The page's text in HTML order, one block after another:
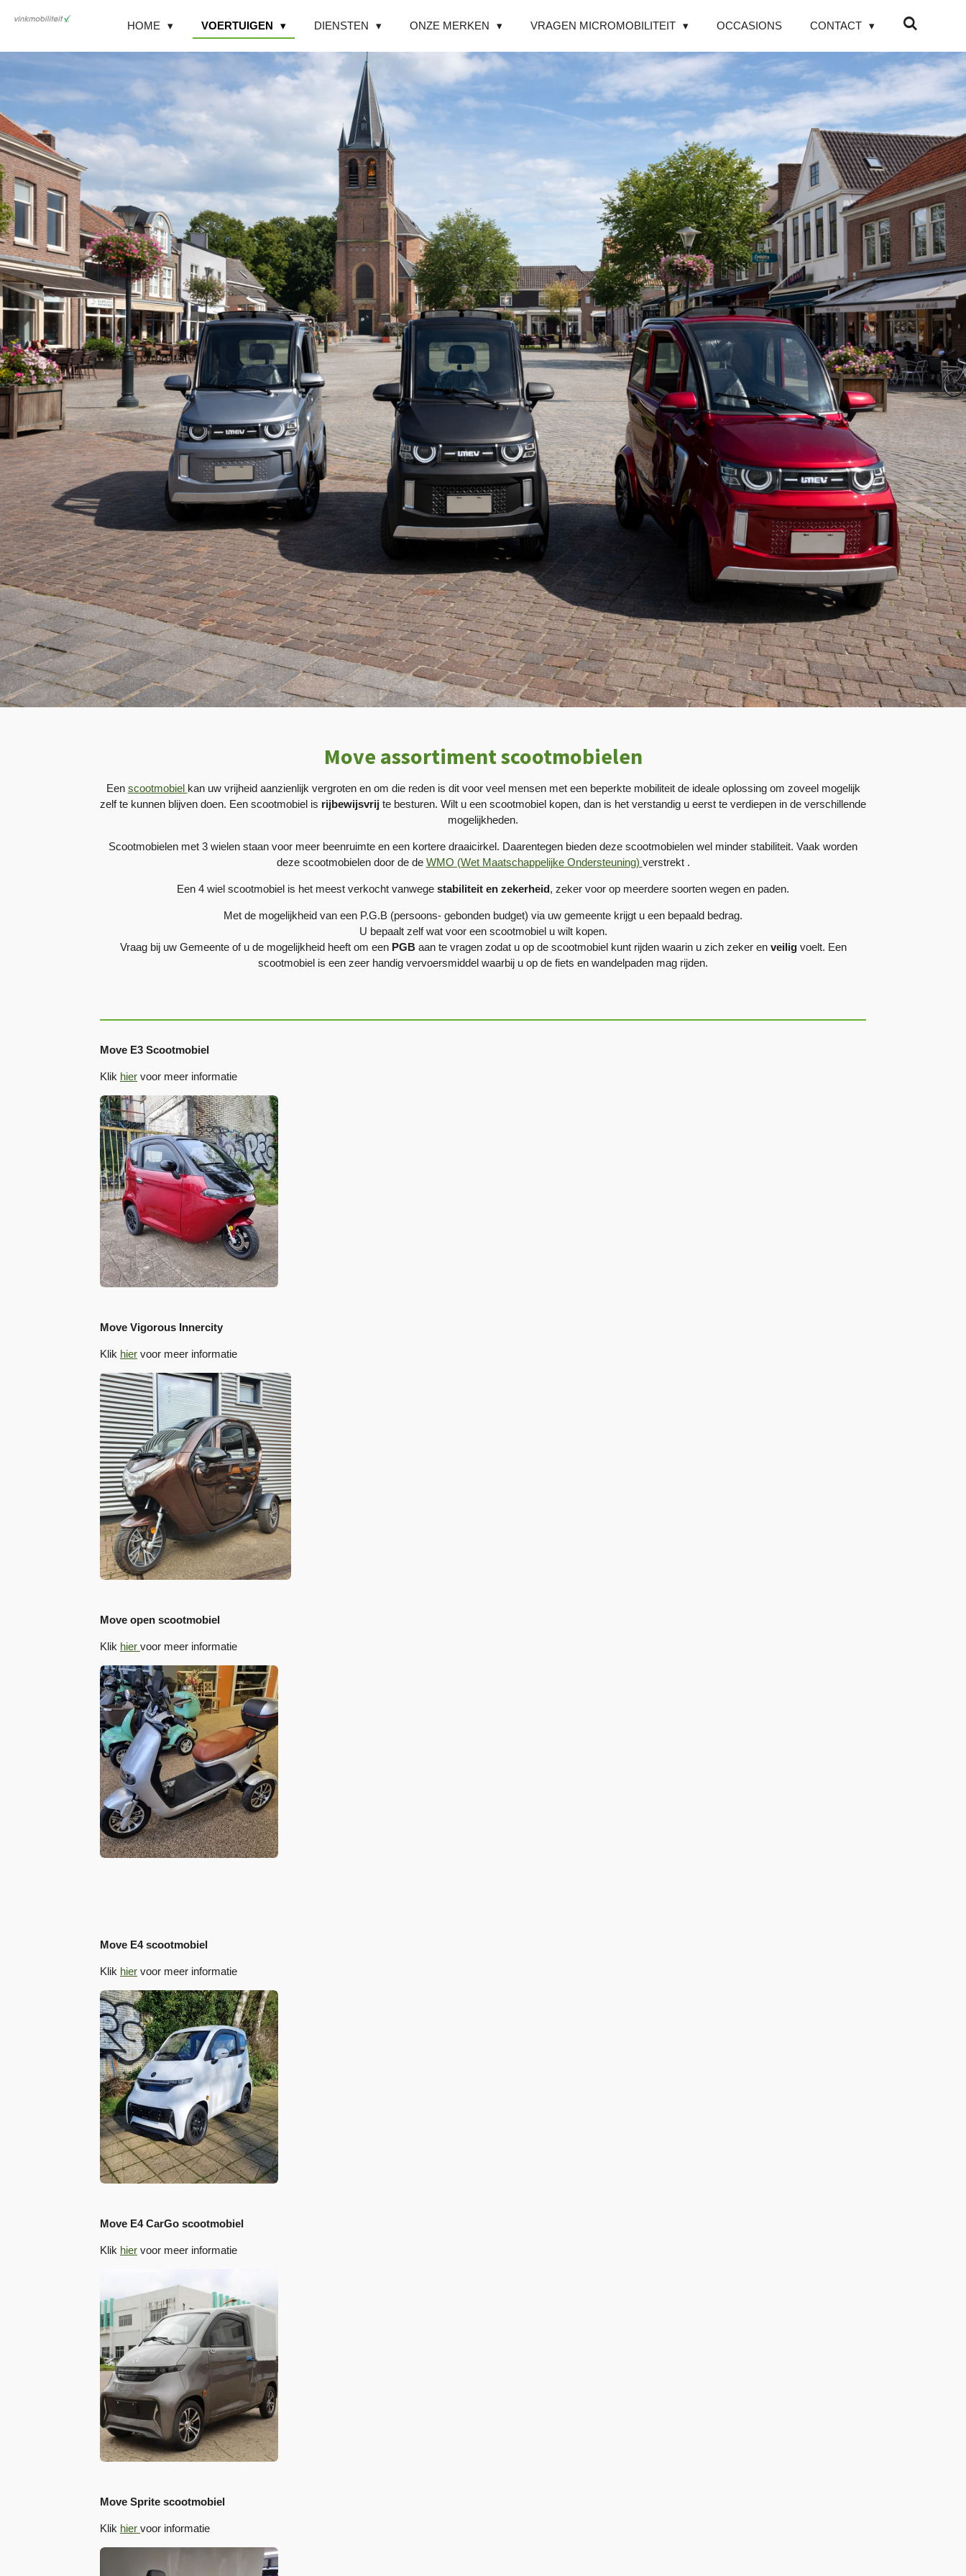
Ga
HOME VOERTUIGEN DIENSTEN ONZE MERKEN VRAGEN MICROMOBILITEIT OCCASIONS CONTACT
Move assortiment scootmobielen
Een scootmobiel kan uw vrijheid aanzienlijk vergroten en om die reden is dit voor veel mensen met een beperkte mobiliteit de ideale oplossing om zoveel mogelijk
zelf te kunnen blijven doen. Een scootmobiel is rijbewijsvrij te besturen. Wilt u een scootmobiel kopen, dan is het verstandig u eerst te verdiepen in de verschillende
mogelijkheden.
Scootmobielen met 3 wielen staan voor meer beenruimte en een kortere draaicirkel. Daarentegen bieden deze scootmobielen wel minder stabiliteit. Vaak worden
deze scootmobielen door de de WMO (Wet Maatschappelijke Ondersteuning) verstrekt .
Een 4 wiel scootmobiel is het meest verkocht vanwege stabiliteit en zekerheid, zeker voor op meerdere soorten wegen en paden.
Met de mogelijkheid van een P.G.B (persoons- gebonden budget) via uw gemeente krijgt u een bepaald bedrag.
U bepaalt zelf wat voor een scootmobiel u wilt kopen.
Vraag bij uw Gemeente of u de mogelijkheid heeft om een PGBaan te vragen zodat u op de scootmobiel kunt rijden waarin u zich zeker enveiligvoelt. Een
scootmobiel is een zeer handig vervoersmiddel waarbij u op de fiets en wandelpaden mag rijden.
Move E3 Scootmobiel
Klik hier voor meer informatie
Move Vigorous Innercity
Klik hier voor meer informatie
Move open scootmobiel
Klik hier voor meer informatie
Move E4 scootmobiel
Klik hier voor meer informatie
Move E4 CarGo scootmobiel
Klik hier voor meer informatie
Move Sprite scootmobiel
Klik hier voor informatie